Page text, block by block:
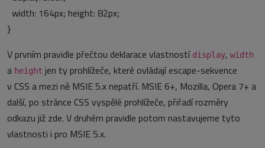
width: 164px; height: 82px;
}
V prvním pravidle přečtou deklarace vlastností display, width
a height jen ty prohlížeče, které ovládají escape-sekvence
v CSS a mezi ně MSIE 5.x nepatří. MSIE 6+, Mozilla, Opera 7+ a
další, po stránce CSS vyspělé prohlížeče, přiřadí rozměry
odkazu již zde. V druhém pravidle potom nastavujeme tyto
vlastnosti i pro MSIE 5.x.